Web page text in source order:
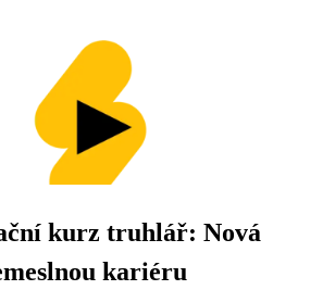
kurz truhlář: Nová
kariéru